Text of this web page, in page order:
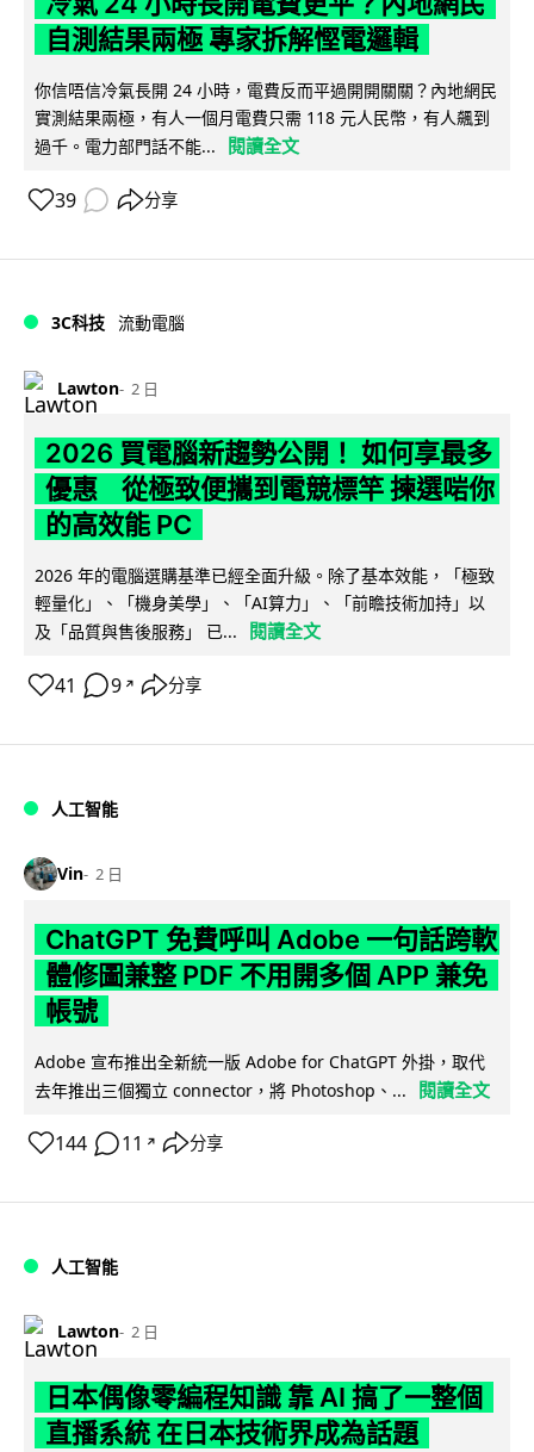
自測結果兩極 專家拆解慳電邏輯
你信唔信冷氣長開 24 小時，電費反而平過開開關關？內地網民
實測結果兩極，有人一個月電費只需 118 元人民幣，有人飆到
過千。電力部門話不能...
閱讀全文
39 分享
3C科技 流動電腦
Lawton 2 日
2026 買電腦新趨勢公開！ 如何享最多
優惠 從極致便攜到電競標竿 揀選啱你
的高效能 PC
2026 年的電腦選購基準已經全面升級。除了基本效能，「極致
輕量化」、「機身美學」、「AI算力」、「前瞻技術加持」以
及「品質與售後服務」 已...
閱讀全文
41 9 ↗ 分享
人工智能
Vin 2 日
ChatGPT 免費呼叫 Adobe 一句話跨軟
體修圖兼整 PDF 不用開多個 APP 兼免
帳號
Adobe 宣布推出全新統一版 Adobe for ChatGPT 外掛，取代
去年推出三個獨立 connector，將 Photoshop、...
閱讀全文
144 11 ↗ 分享
人工智能
Lawton 2 日
日本偶像零編程知識 靠 AI 搞了一整個
直播系統 在日本技術界成為話題